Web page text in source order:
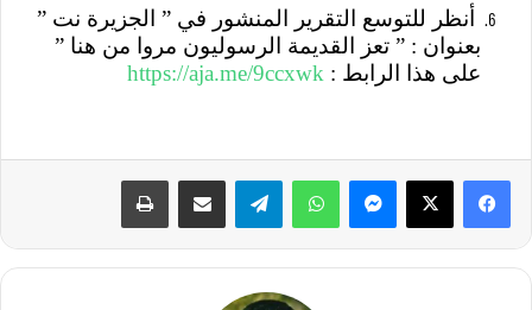
أنظر للتوسع التقرير المنشور في ” الجزيرة نت ”
بعنوان : ” تعز القديمة الرسوليون مروا من هنا ”
على هذا الرابط : https://aja.me/9ccxwk